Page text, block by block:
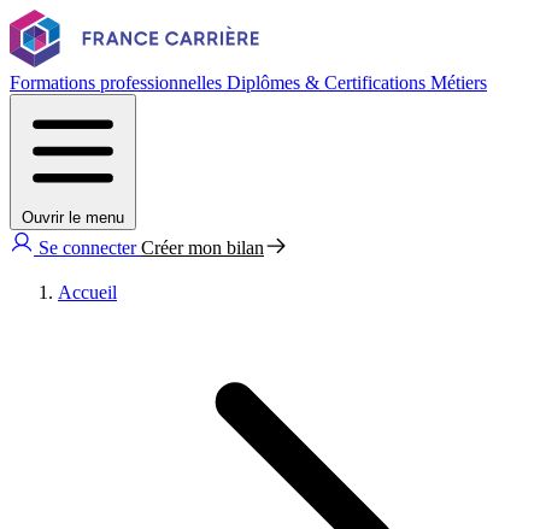
Formations professionnelles Diplômes & Certifications Métiers
Ouvrir le menu
Se connecterCréer mon bilan
Accueil